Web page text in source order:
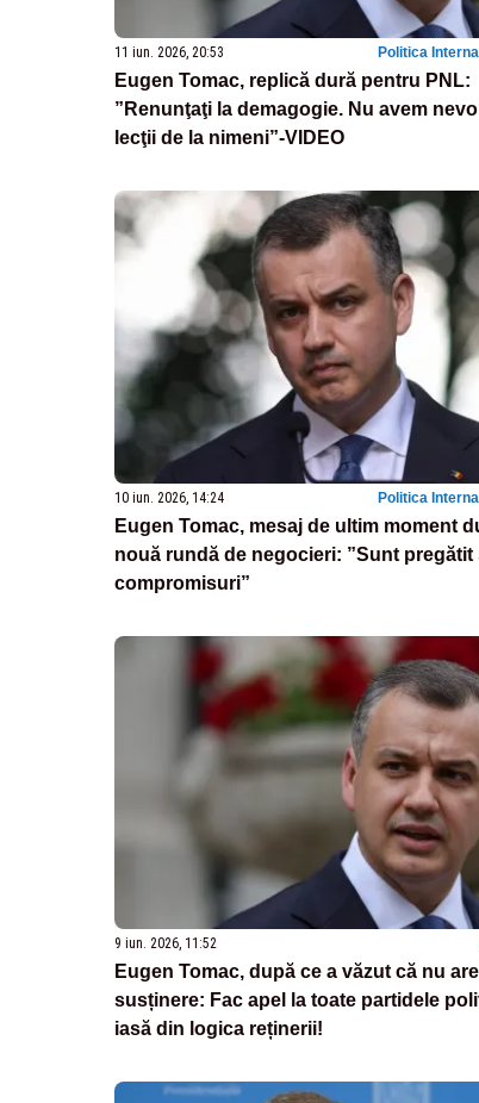
11 iun. 2026, 20:53 Politica
Eugen Tomac, replică dură pentru PNL:
”Renunţaţi la demagogie. Nu avem
lecţii de la nimeni”-VIDEO
10 iun. 2026, 14:24 Politica
Eugen Tomac, mesaj de ultim moment
nouă rundă de negocieri: ”Sunt pregătit
compromisuri”
9 iun. 2026, 11:52
Eugen Tomac, după ce a văzut că nu are
susținere: Fac apel la toate partidele
iasă din logica reținerii!